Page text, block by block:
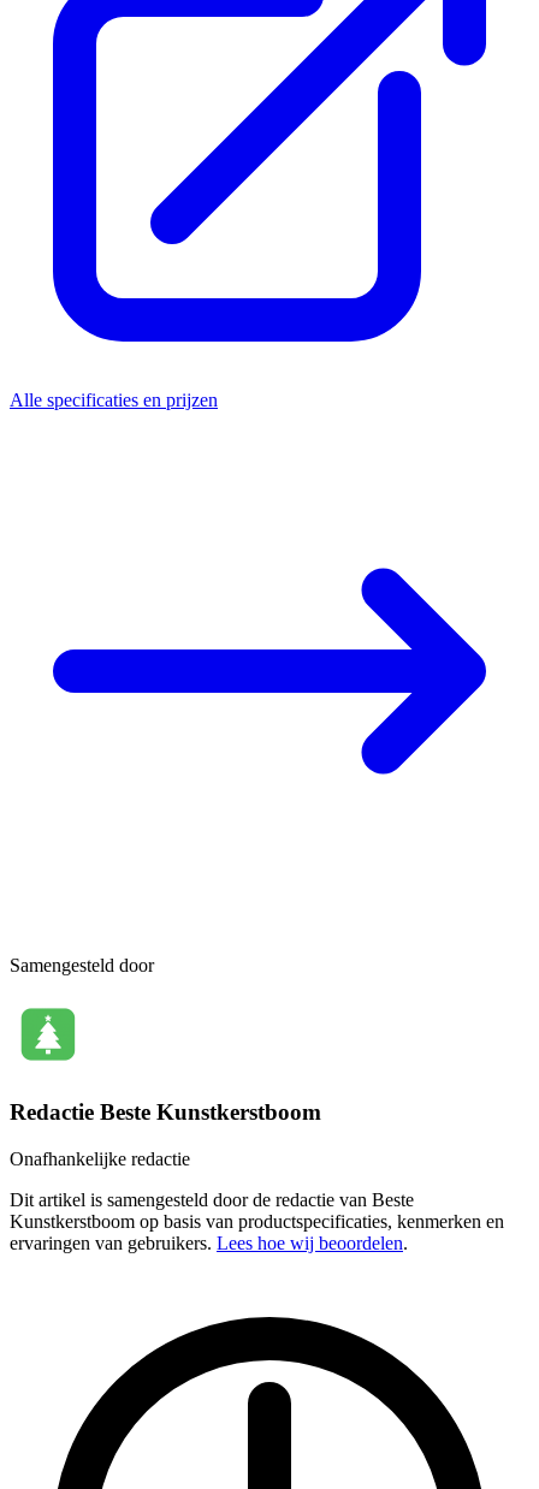
Alle specificaties en prijzen
Samengesteld door
Redactie Beste Kunstkerstboom
Onafhankelijke redactie
Dit artikel is samengesteld door de redactie van Beste
Kunstkerstboom op basis van productspecificaties, kenmerken en
ervaringen van gebruikers. Lees hoe wij beoordelen.